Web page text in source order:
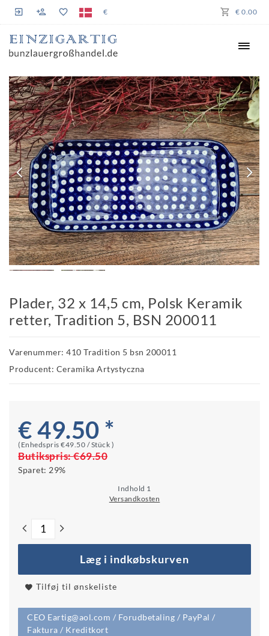
€ € 0.00
Plader, 32 x 14,5 cm, Polsk Keramik
retter, Tradition 5, BSN 200011
Varenummer: 410 Tradition 5 bsn 200011
Producent: Ceramika Artystyczna
€ 49.50 *
(Enhedspris €49.50 / Stück )
Butikspris:€69.50
Sparet: 29%
Indhold 1
Versandkosten
Læg i indkøbskurven
Tilføj til ønskeliste
CEO Eartig@aol.com / Forudbetaling / PayPal /
Faktura / Kreditkort